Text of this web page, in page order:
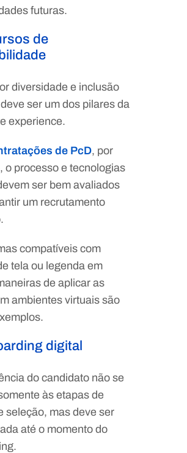
futuras.
de
diversidade e inclusão
ser um dos pilares da
experience.
de PcD, por
o processo e tecnologias
ser bem avaliados
um recrutamento
compatíveis com
tela ou legenda em
de aplicar as
ambientes virtuais são
digital
do candidato não se
às etapas de
seleção, mas deve ser
até o momento do